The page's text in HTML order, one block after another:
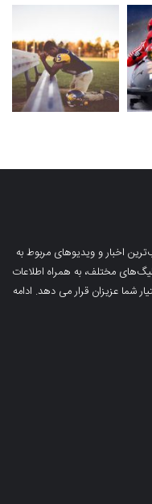
اخبار و ویدیوهای مربوط به
مختلف، به همراه اطلاعات
شما عزیزان قرار می دهد. ادامه